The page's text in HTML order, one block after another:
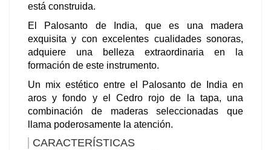
está construida.
El Palosanto de India, que es una madera
exquisita y con excelentes cualidades sonoras,
adquiere una belleza extraordinaria en la
formación de este instrumento.
Un mix estético entre el Palosanto de India en
aros y fondo y el Cedro rojo de la tapa, una
combinación de maderas seleccionadas que
llama poderosamente la atención.
CARACTERÍSTICAS